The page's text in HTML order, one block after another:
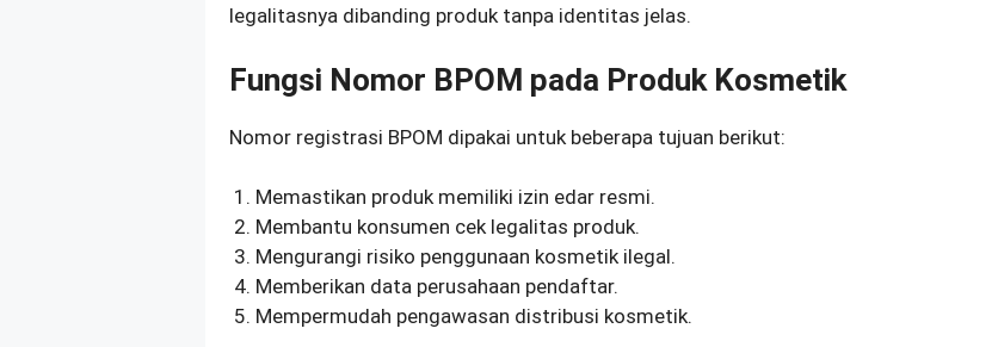
legalitasnya dibanding produk tanpa identitas jelas.
Fungsi Nomor BPOM pada Produk Kosmetik
Nomor registrasi BPOM dipakai untuk beberapa tujuan berikut:
Memastikan produk memiliki izin edar resmi.
Membantu konsumen cek legalitas produk.
Mengurangi risiko penggunaan kosmetik ilegal.
Memberikan data perusahaan pendaftar.
Mempermudah pengawasan distribusi kosmetik.